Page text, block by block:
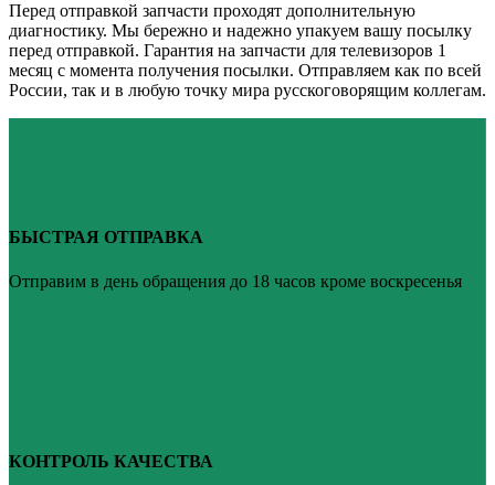
Перед отправкой запчасти проходят дополнительную
диагностику. Мы бережно и надежно упакуем вашу посылку
перед отправкой. Гарантия на запчасти для телевизоров 1
месяц с момента получения посылки. Отправляем как по всей
России, так и в любую точку мира русскоговорящим коллегам.
БЫСТРАЯ ОТПРАВКА
Отправим в день обращения до 18 часов кроме воскресенья
КОНТРОЛЬ КАЧЕСТВА